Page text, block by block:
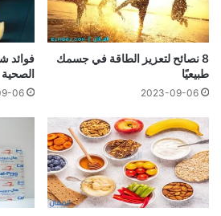
8 نصائح لتعزيز الطاقة في جسمك
طبيعيًا
2023-09-06
فوائد
الصحية
06